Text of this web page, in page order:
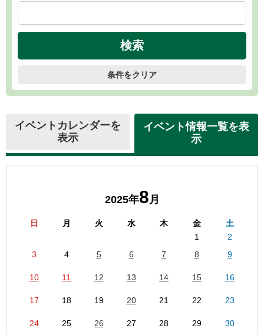
条件をクリア
イベントカレンダーを
表示
イベント情報一覧を表
示
2025年8月
日 月 火 水 木 金
土
1
2
3
4 5 6 7 8 9
10 11 12 13 14 15 16
17 18 19 20 21 22 23
24 25 26 27 28 29
30